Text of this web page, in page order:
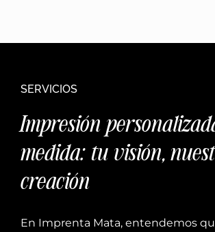
SERVICIOS
Impresión
medida: tu visión,
creación
En Imprenta Mata, entendemos